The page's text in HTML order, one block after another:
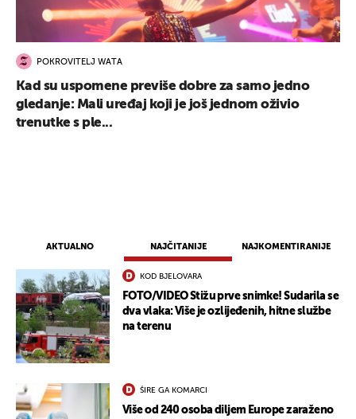
AKTUALNO NAJČITANIJE NAJKOMENTIRANIJE
KOD BJELOVARA
FOTO/VIDEO Stižu prve snimke! Sudarila se
dva vlaka: Više je ozlijeđenih, hitne službe
na terenu
ŠIRE GA KOMARCI
Više od 240 osoba diljem Europe zaraženo
POKROVITELJ WATA
Kad su uspomene previše dobre za samo jedno
gledanje: Mali uređaj koji je još jednom oživio
trenutke s ple...